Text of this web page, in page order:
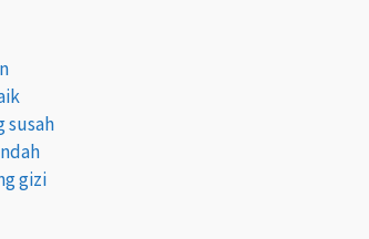
susah
gizi